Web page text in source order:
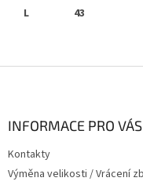
L 43
INFORMACE PRO VÁS
Kontakty
Výměna velikosti / Vrácení